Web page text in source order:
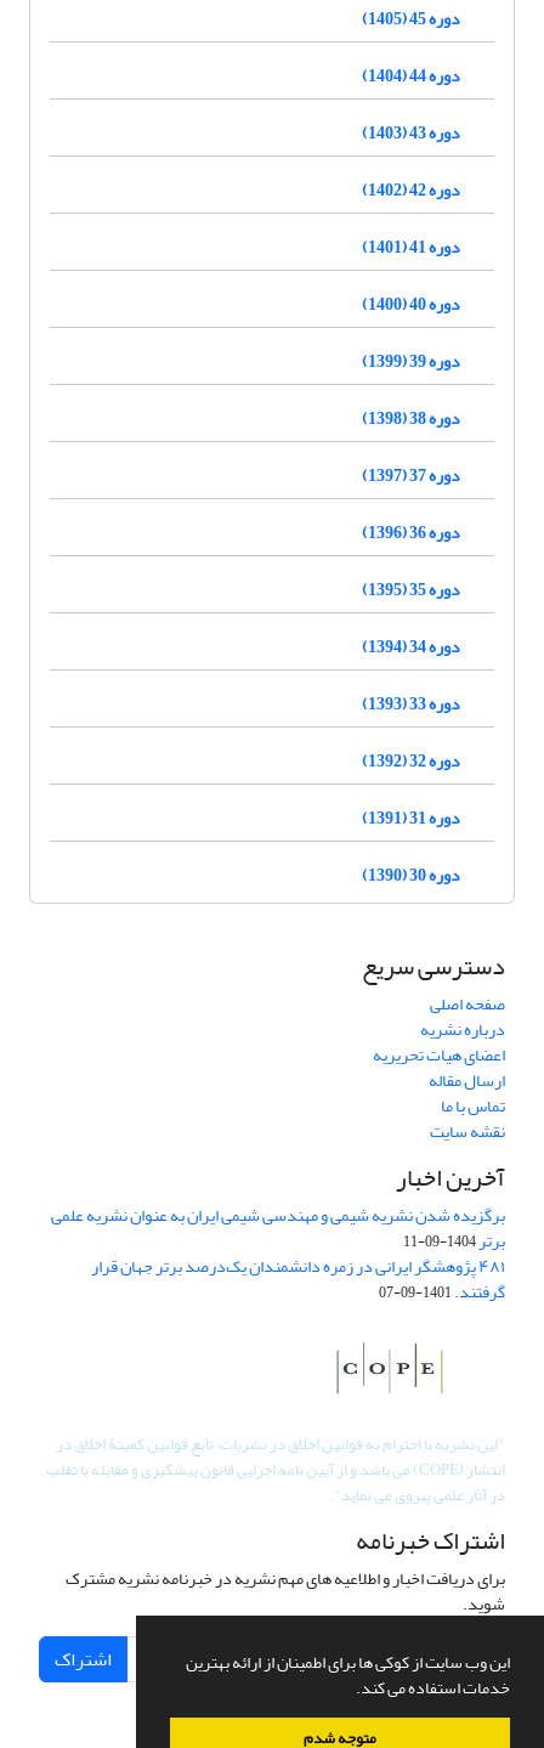
این وب سایت از کوکی ها برای اطمینان از ارائه بهترین
خدمات استفاده می کند.
متوجه شدم
دوره 45 (1405)
دوره 44 (1404)
دوره 43 (1403)
دوره 42 (1402)
دوره 41 (1401)
دوره 40 (1400)
دوره 39 (1399)
دوره 38 (1398)
دوره 37 (1397)
دوره 36 (1396)
دوره 35 (1395)
دوره 34 (1394)
دوره 33 (1393)
دوره 32 (1392)
دوره 31 (1391)
دوره 30 (1390)
دسترسی سریع
صفحه اصلی
درباره نشریه
اعضای هیات تحریریه
ارسال مقاله
تماس با ما
نقشه سایت
آخرین اخبار
برگزیده شدن نشریه شیمی و مهندسی شیمی ایران به عنوان نشریه علمی
برتر1404-09-11
۴۸۱ پژوهشگر ایرانی در زمره دانشمندان یک‌درصد برتر جهان قرار
گرفتند.1401-09-07
"این نشریه با احترام به قوانین اخلاق در نشریات، تابع قوانین کمیتۀ اخلاق در
انتشار (COPE) می باشد و از آیین نامه اجرایی قانون پیشگیری و مقابله با تقلب
در آثار علمی پیروی می نماید".
اشتراک خبرنامه
برای دریافت اخبار و اطلاعیه های مهم نشریه در خبرنامه نشریه مشترک
شوید.
اشتراک